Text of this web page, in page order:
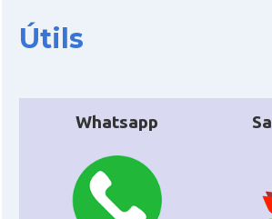
Útils
Whatsapp